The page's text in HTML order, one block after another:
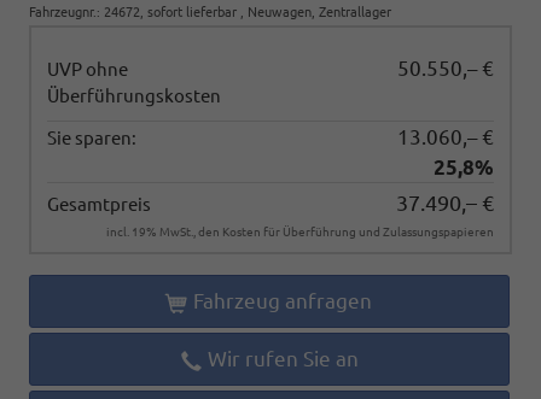
Fahrzeugnr. : 24672 sofort lieferbar Neuwagen , Zentrallager
UVP ohne
Überführungskosten
50.550,– €
Sie sparen:
13.060,– €
25,8%
Gesamtpreis 37.490,– €
incl. 19% MwSt., den Kosten für Überführung und Zulassungspapieren
Fahrzeug anfragen
Wir rufen Sie an